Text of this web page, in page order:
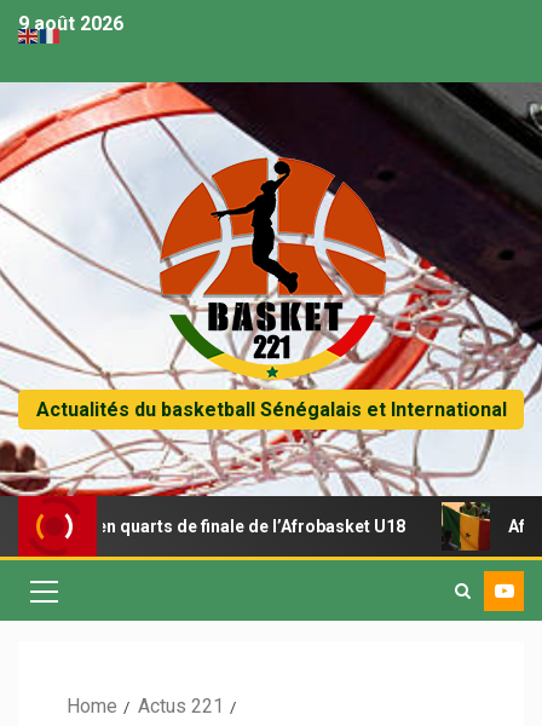
9 août 2026
Actualités du basketball Sénégalais et International
en quarts de finale de l’Afrobasket U18 Afrobasket
Home
Actus 221